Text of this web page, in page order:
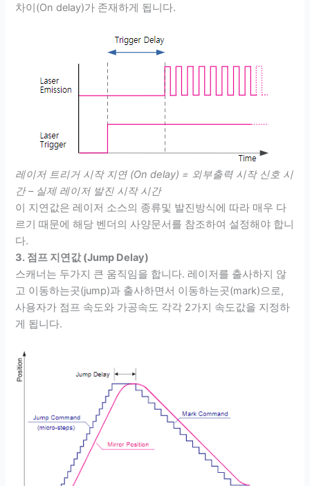
차이(On delay)가 존재하게 됩니다.
레이저 트리거 시작 지연 (On delay) = 외부출력 시작 신호 시
간 – 실제 레이저 발진 시작 시간
이 지연값은 레이저 소스의 종류및 발진방식에 따라 매우 다
르기 때문에 해당 벤더의 사양문서를 참조하여 설정해야 합니
다.
3. 점프 지연값 (Jump Delay)
스캐너는 두가지 큰 움직임을 합니다. 레이저를 출사하지 않
고 이동하는곳(jump)과 출사하면서 이동하는곳(mark)으로,
사용자가 점프 속도와 가공속도 각각 2가지 속도값을 지정하
게 됩니다.